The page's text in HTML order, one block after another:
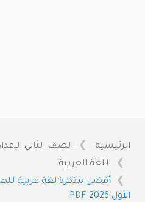
الرئيسية الصف الثاني
اللغة العربية
أفضل مذكرة لغة عربية للصف
الاول PDF 2026